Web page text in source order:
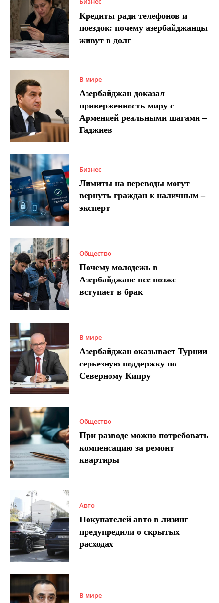
Кредиты ради телефонов и
поездок: почему азербайджанцы
живут в долг
В мире
Азербайджан доказал
приверженность миру с
Арменией реальными шагами –
Гаджиев
Бизнес
Лимиты на переводы могут
вернуть граждан к наличным –
эксперт
Общество
Почему молодежь в
Азербайджане все позже
вступает в брак
В мире
Азербайджан оказывает Турции
серьезную поддержку по
Северному Кипру
Общество
При разводе можно потребовать
компенсацию за ремонт
квартиры
Авто
Покупателей авто в лизинг
предупредили о скрытых
расходах
В мире